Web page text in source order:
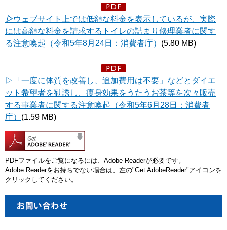
▷ウェブサイト上では低額な料金を表示しているが、実際
には高額な料金を請求するトイレの詰まり修理業者に関す
る注意喚起（令和5年8月24日：消費者庁） (5.80 MB)
▷「一度に体質を改善し、追加費用は不要」などとダイエ
ット希望者を勧誘し、痩身効果をうたうお茶等を次々販売
する事業者に関する注意喚起 （令和5年6月28日：消費者
庁） (1.59 MB)
PDFファイルをご覧になるには、Adobe Readerが必要です。
Adobe Readerをお持ちでない場合は、左の"Get AdobeReader"アイコンを
クリックしてください。